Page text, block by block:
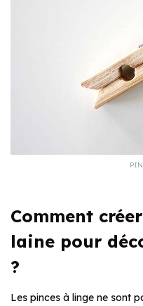
Comment
laine pour
?
Les pinces à linge ne sont